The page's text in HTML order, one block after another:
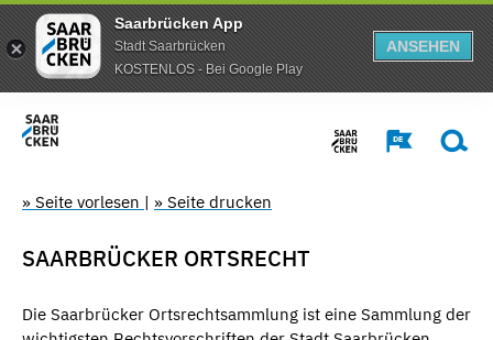
Saarbrücken App
Stadt Saarbrücken
KOSTENLOS - Bei Google Play
ANSEHEN
» Seite vorlesen | » Seite drucken
SAARBRÜCKER ORTSRECHT
Die Saarbrücker Ortsrechtsammlung ist eine Sammlung der